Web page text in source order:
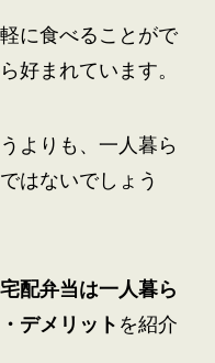
に食べることがで
好まれています。
よりも、一人暮ら
はないでしょう
配弁当は一人暮ら
デメリット を紹介